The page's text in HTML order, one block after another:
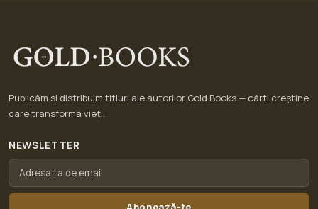
Publicăm și distribuim titluri ale autorilor Gold Books — cărți creștine
care transformă vieți.
NEWSLETTER